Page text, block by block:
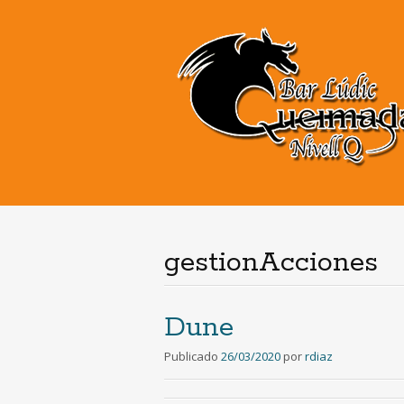
gestionAcciones
Dune
Publicado 26/03/2020 porrdiaz